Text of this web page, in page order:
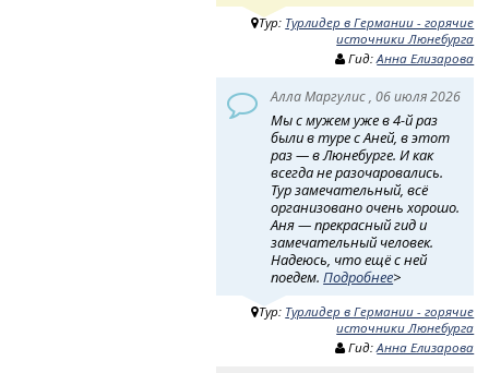
Тур: Турлидер в Германии - горячие
источники Люнебурга
Гид:Анна Елизарова
Алла Маргулис , 06 июля 2026
Мы с мужем уже в 4-й раз
были в туре с Аней, в этот
раз — в Люнебурге. И как
всегда не разочаровались.
Тур замечательный, всё
организовано очень хорошо.
Аня — прекрасный гид и
замечательный человек.
Надеюсь, что ещё с ней
поедем.Подробнее>
Тур: Турлидер в Германии - горячие
источники Люнебурга
Гид:Анна Елизарова